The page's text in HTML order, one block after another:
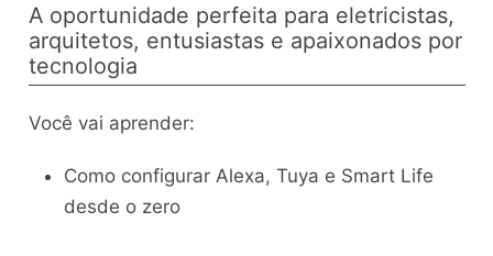
A oportunidade perfeita para eletricistas,
arquitetos, entusiastas e apaixonados por
tecnologia
Você vai aprender:
Como configurar Alexa, Tuya e Smart Life
desde o zero